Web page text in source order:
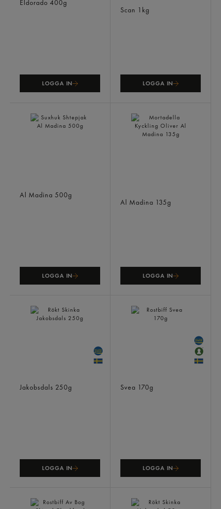
Eldorado 400g
LOGGA IN
Scan 1kg
LOGGA IN
Al Madina 500g
LOGGA IN
Al Madina 135g
LOGGA IN
Jakobsdals 250g
LOGGA IN
Svea 170g
LOGGA IN